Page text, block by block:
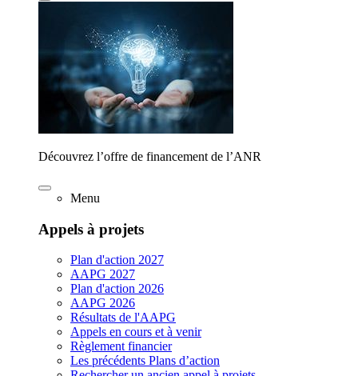
Découvrez l’offre de financement de l’ANR
Menu
Appels à projets
Plan d'action 2027
AAPG 2027
Plan d'action 2026
AAPG 2026
Résultats de l'AAPG
Appels en cours et à venir
Règlement financier
Les précédents Plans d’action